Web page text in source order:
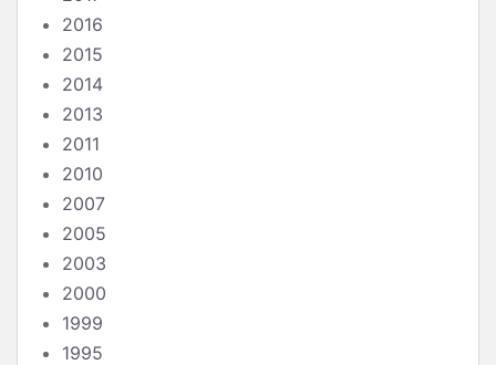
2016
2015
2014
2013
2011
2010
2007
2005
2003
2000
1999
1995